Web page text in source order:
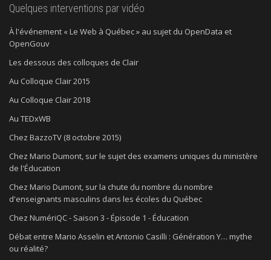
Quelques interventions par vidéo
À l'événement « Le Web à Québec » au sujet du OpenData et
OpenGouv
Les dessous des colloques de Clair
Au Colloque Clair 2015
Au Colloque Clair 2018
Au TEDxWB
Chez BazzoTV (8 octobre 2015)
Chez Mario Dumont, sur le sujet des examens uniques du ministère
de l'Éducation
Chez Mario Dumont, sur la chute du nombre du nombre
d'enseignants masculins dans les écoles du Québec
Chez NumériQC - Saison 3 - Épisode 1 - Éducation
Débat entre Mario Asselin et Antonio Casilli : Génération Y… mythe
ou réalité?